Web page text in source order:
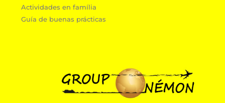
Actividades en família
Guía de buenas prácticas